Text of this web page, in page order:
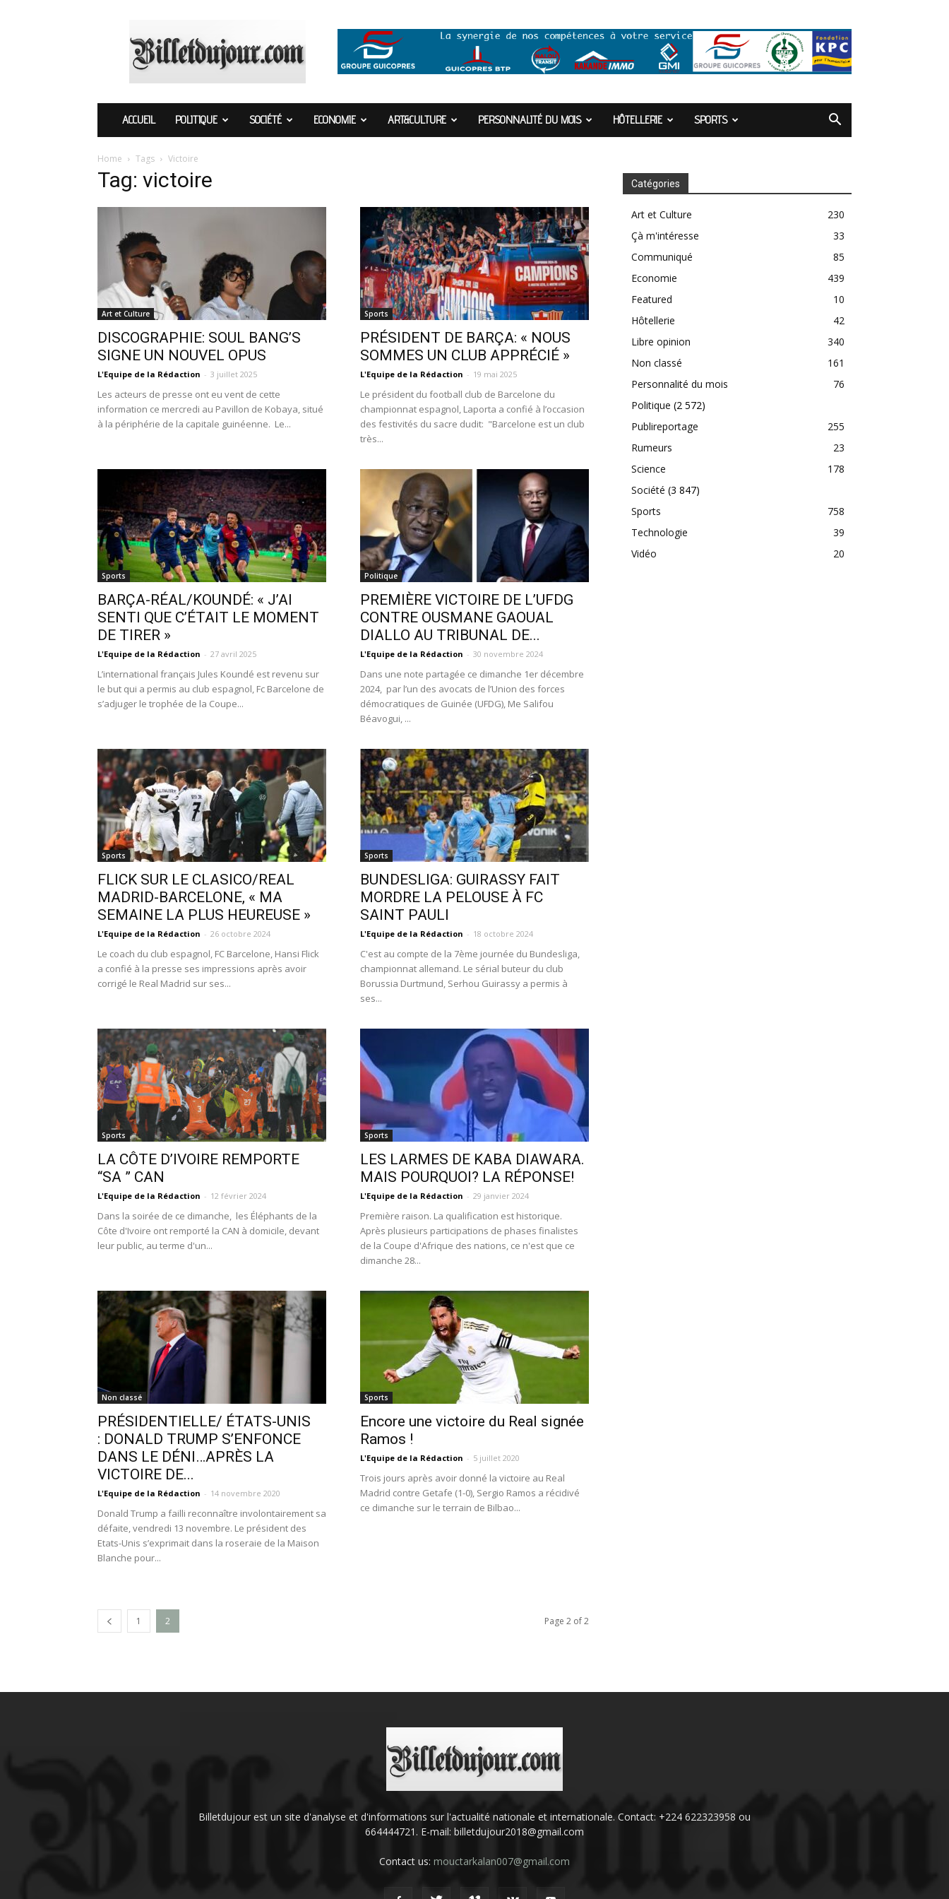
ACCUEIL POLITIQUE SOCIÉTÉ ECONOMIE ART&CULTURE PERSONNALITÉ DU MOIS HÔTELLERIE SPORTS
Home Tags Victoire
Tag: victoire
Art et Culture
DISCOGRAPHIE: SOUL BANG’S
SIGNE UN NOUVEL OPUS
L'Equipe de la Rédaction - 3 juillet 2025
Les acteurs de presse ont eu vent de cette
information ce mercredi au Pavillon de Kobaya, situé
à la périphérie de la capitale guinéenne. Le...
Sports
PRÉSIDENT DE BARÇA: « NOUS
SOMMES UN CLUB APPRÉCIÉ »
L'Equipe de la Rédaction - 19 mai 2025
Le président du football club de Barcelone du
championnat espagnol, Laporta a confié à l’occasion
des festivités du sacre dudit: "Barcelone est un club
très...
Sports
BARÇA-RÉAL/KOUNDÉ: « J’AI
SENTI QUE C’ÉTAIT LE MOMENT
DE TIRER »
L'Equipe de la Rédaction - 27 avril 2025
L’international français Jules Koundé est revenu sur
le but qui a permis au club espagnol, Fc Barcelone de
s’adjuger le trophée de la Coupe...
Politique
PREMIÈRE VICTOIRE DE L’UFDG
CONTRE OUSMANE GAOUAL
DIALLO AU TRIBUNAL DE...
L'Equipe de la Rédaction - 30 novembre 2024
Dans une note partagée ce dimanche 1er décembre
2024, par l’un des avocats de l’Union des forces
démocratiques de Guinée (UFDG), Me Salifou
Béavogui, ...
Sports
FLICK SUR LE CLASICO/REAL
MADRID-BARCELONE, « MA
SEMAINE LA PLUS HEUREUSE »
L'Equipe de la Rédaction - 26 octobre 2024
Le coach du club espagnol, FC Barcelone, Hansi Flick
a confié à la presse ses impressions après avoir
corrigé le Real Madrid sur ses...
Sports
BUNDESLIGA: GUIRASSY FAIT
MORDRE LA PELOUSE À FC
SAINT PAULI
L'Equipe de la Rédaction - 18 octobre 2024
C'est au compte de la 7ème journée du Bundesliga,
championnat allemand. Le sérial buteur du club
Borussia Durtmund, Serhou Guirassy a permis à
ses...
Sports
LA CÔTE D’IVOIRE REMPORTE
“SA ” CAN
L'Equipe de la Rédaction - 12 février 2024
Dans la soirée de ce dimanche, les Éléphants de la
Côte d'Ivoire ont remporté la CAN à domicile, devant
leur public, au terme d'un...
Sports
LES LARMES DE KABA DIAWARA.
MAIS POURQUOI? LA RÉPONSE!
L'Equipe de la Rédaction - 29 janvier 2024
Première raison. La qualification est historique.
Après plusieurs participations de phases finalistes
de la Coupe d'Afrique des nations, ce n'est que ce
dimanche 28...
Non classé
PRÉSIDENTIELLE/ ÉTATS-UNIS
: DONALD TRUMP S’ENFONCE
DANS LE DÉNI…APRÈS LA
VICTOIRE DE...
L'Equipe de la Rédaction - 14 novembre 2020
Donald Trump a failli reconnaître involontairement sa
défaite, vendredi 13 novembre. Le président des
Etats-Unis s’exprimait dans la roseraie de la Maison
Blanche pour...
Sports
Encore une victoire du Real signée
Ramos !
L'Equipe de la Rédaction - 5 juillet 2020
Trois jours après avoir donné la victoire au Real
Madrid contre Getafe (1-0), Sergio Ramos a récidivé
ce dimanche sur le terrain de Bilbao...
1 2 Page 2 of 2
Catégories
Art et Culture
230
Çà m'intéresse
33
Communiqué
85
Economie
439
Featured
10
Hôtellerie
42
Libre opinion
340
Non classé
161
Personnalité du mois
76
Politique (2 572)
Publireportage
255
Rumeurs
23
Science
178
Société (3 847)
Sports
758
Technologie
39
Vidéo
20
Billetdujour est un site d'analyse et d'informations sur l'actualité nationale et internationale. Contact: +224 622323958 ou
664444721. E-mail: billetdujour2018@gmail.com
Contact us: mouctarkalan007@gmail.com